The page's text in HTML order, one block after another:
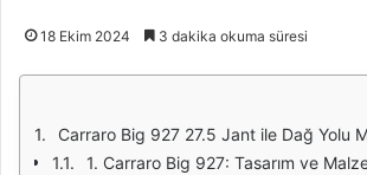
18 Ekim 2024 3 dakika okuma süresi
Carraro Big 927 27.5 Jant ile Dağ Yolu
1. Carraro Big 927: Tasarım ve